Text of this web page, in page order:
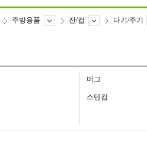
주방용품 잔/컵 다기/주기
머그
스텐컵